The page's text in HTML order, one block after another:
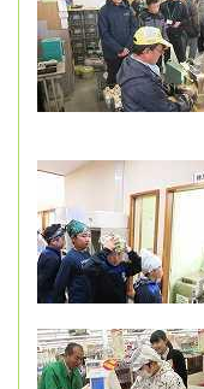
【玄輝
【飛翔